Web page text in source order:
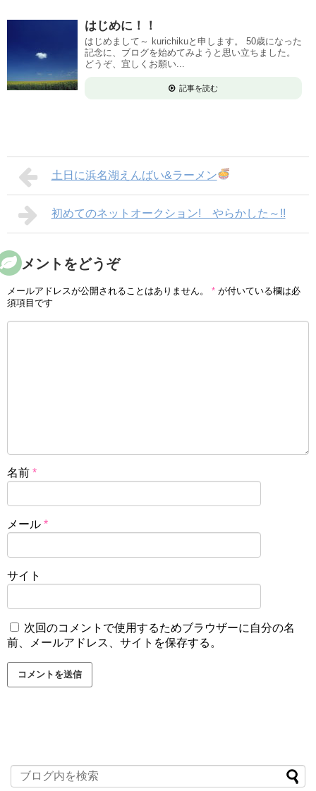
はじめに！！
はじめまして～ kurichikuと申します。 50歳になった
記念に、ブログを始めてみようと思い立ちました。
どうぞ、宜しくお願い...
記事を読む
土日に浜名湖えんばい&ラーメン
初めてのネットオークション! やらかした～!!
コメントをどうぞ
メールアドレスが公開されることはありません。 * が付いている欄は必
須項目です
名前 *
メール *
サイト
次回のコメントで使用するためブラウザーに自分の名
前、メールアドレス、サイトを保存する。